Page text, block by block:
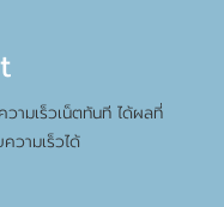
ามเร็วเน็ตทันที ได้ผลที่
ามเร็วได้